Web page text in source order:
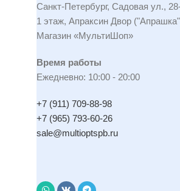
Санкт-Петербург, Садовая ул.,
1 этаж, Апраксин Двор
Магазин «МультиШоп»
Время работы
Ежедневно: 10:00 - 20:00
+7 (911) 709-88-98
+7 (965) 793-60-26
sale@multioptspb.ru